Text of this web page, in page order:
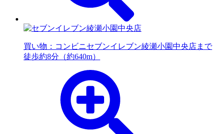
買い物：コンビニセブンイレブン綾瀬小園中央店まで
徒歩約8分（約640m）